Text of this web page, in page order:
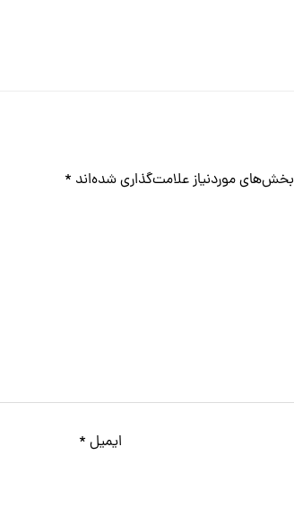
بخش‌های موردنیاز علامت‌گذاری شده‌اند *
ایمیل *